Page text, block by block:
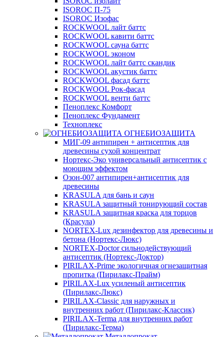
ISOROC П-75
ISOROC Изофас
ROCKWOOL лайт баттс
ROCKWOOL кавити баттс
ROCKWOOL сауна баттс
ROCKWOOL эконом
ROCKWOOL лайт баттс скандик
ROCKWOOL акустик баттс
ROCKWOOL фасад баттс
ROCKWOOL Рок-фасад
ROCKWOOL венти баттс
Пеноплекс Комфорт
Пеноплекс Фундамент
Техноплекс
ОГНЕБИОЗАЩИТА
МИГ-09 антипирен + антисептик для
древесины сухой концентрат
Нортекс-Эко универсальный антисептик с
моющим эффектом
Озон-007 антипирен+антисептик для
древесины
KRASULA для бань и саун
KRASULA защитный тонирующий состав
KRASULA защитная краска для торцов
(Красула)
NORTEX-Lux дезинфектор для древесины и
бетона (Нортекс-Люкс)
NORTEX-Doctor сильнодействующий
антисептик (Нортекс-Доктор)
PIRILAX-Prime экологичная огнезащитная
пропитка (Пирилакс-Прайм)
PIRILAX-Lux усиленый антисептик
(Пирилакс-Люкс)
PIRILAX-Classic для наружных и
внутренних работ (Пирилакс-Классик)
PIRILAX-Terma для внутренних работ
(Пирилакс-Терма)